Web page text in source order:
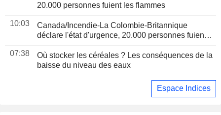
20.000 personnes fuient les flammes
10:03
Canada/Incendie-La Colombie-Britannique
déclare l'état d'urgence, 20.000 personnes fuient
07:38
Où stocker les céréales ? Les conséquences de la
baisse du niveau des eaux
Espace Indices